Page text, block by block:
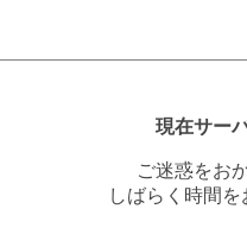
現在サー
ご迷惑をお
しばらく時間を